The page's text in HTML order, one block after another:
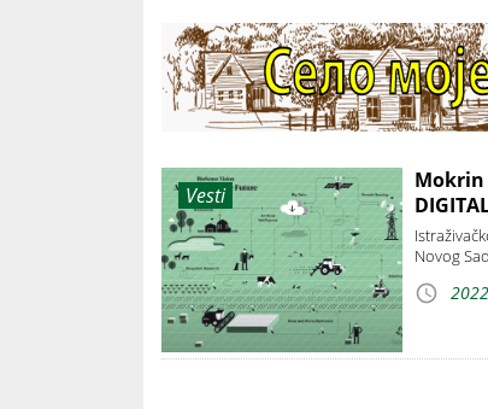
Vesti
Mokrin
Novog